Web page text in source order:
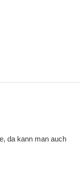
da kann man auch